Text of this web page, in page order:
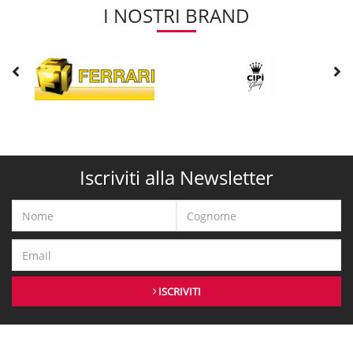
I NOSTRI BRAND
Iscriviti alla Newsletter
ISCRIVITI